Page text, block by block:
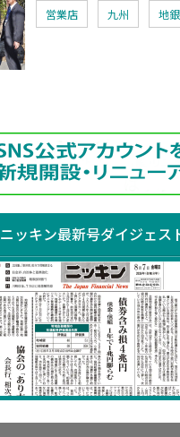
営業店 九州 地銀
ニッキン最新号ダイジェス